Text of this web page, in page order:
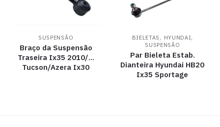
SUSPENSÃO
Braço da Suspensão
Traseira Ix35 2010/…
Tucson/Azera Ix30
BIELETAS , HYUNDAI,
SUSPENSÃO
Par Bieleta Estab.
Dianteira Hyundai HB20
Ix35 Sportage